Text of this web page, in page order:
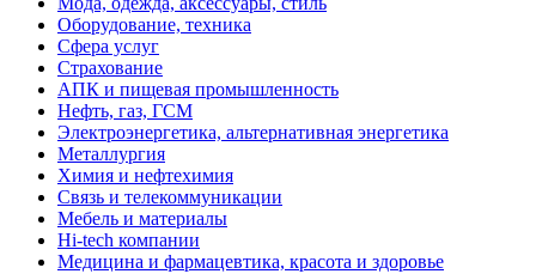
Оборудование, техника
Сфера услуг
Страхование
АПК и пищевая промышленность
Нефть, газ, ГСМ
Электроэнергетика, альтернативная энергетика
Металлургия
Химия и нефтехимия
Связь и телекоммуникации
Мебель и материалы
Hi-tech компании
Медицина и фармацевтика, красота и здоровье